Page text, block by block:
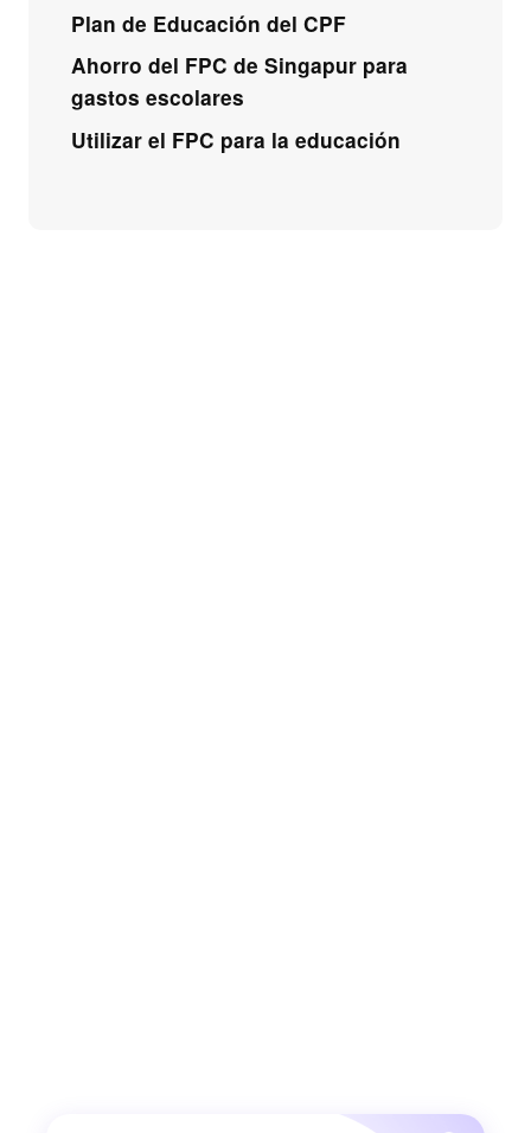
Plan de Educación del CPF
Ahorro del FPC de Singapur para
gastos escolares
Utilizar el FPC para la educación